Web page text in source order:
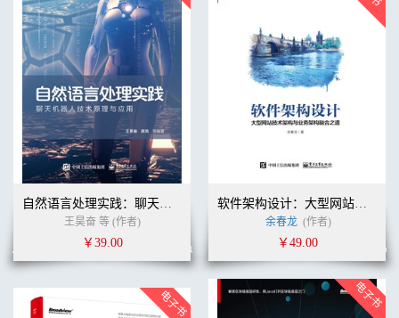
自然语言处理实践：聊天机器人技术原理与应用
王昊奋 等 (作者)
￥39.00
软件架构设计：大型网站技术架构与业务架构融合之道
余春龙 (作者)
￥49.00